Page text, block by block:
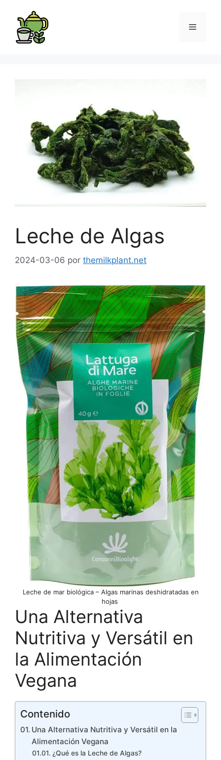
Leche de Algas
2024-03-06 por themilkplant.net
Leche de mar biológica – Algas marinas deshidratadas en
hojas
Una Alternativa
Nutritiva y Versátil en
la Alimentación
Vegana
Contenido
Una Alternativa Nutritiva y Versátil en la
Alimentación Vegana
¿Qué es la Leche de Algas?